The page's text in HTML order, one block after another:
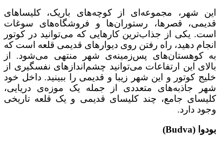
این شهر، مجموعه‌ای از کوچه‌های باریک، کلیساهای
قدیمی، قصرها، رستوران‌ها و فروشگاه‌های سوغات
است. یکی از جذاب‌ترین کارهایی که می‌توانید در کوتور
انجام دهید، راه رفتن روی دیوارهای قدیمی قلعه است که
به کوهستان‌های پس‌زمینه‌ی شهر منتهی می‌شود. از
بالای این ارتفاعات می‌توانید چشم‌اندازهای نفسگیری از
خلیج کوتور و این شهر زیبا و قدیمی را ببینید. داخل خود
شهر جاذبه‌های متعددی از جمله یک موزه‌ی دریایی،
کلیسای جامع، چند کلیسای قدیمی و یک قلعه تاریخی
وجود دارد.
بودوا (Budva)